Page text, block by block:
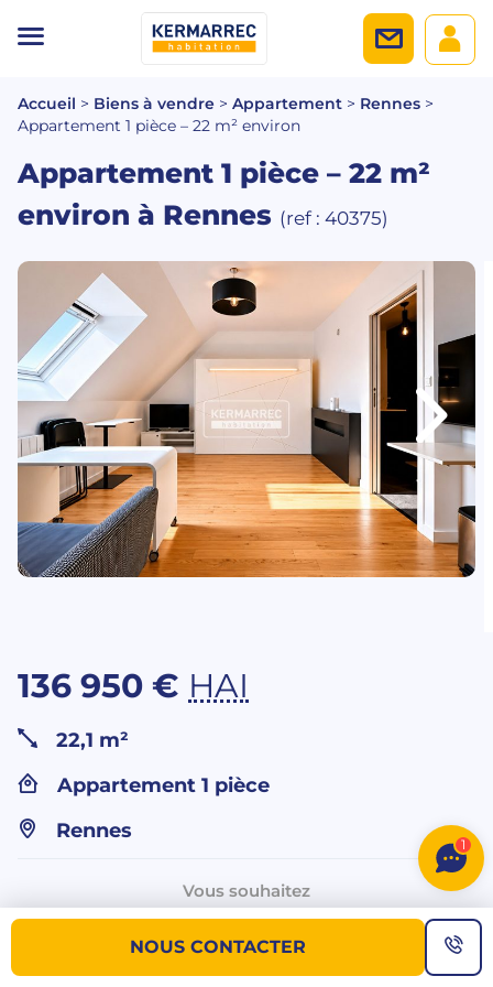
Accueil > Biens à vendre > Appartement > Rennes >
Appartement 1 pièce – 22 m² environ
Appartement 1 pièce – 22 m²
environ à Rennes (ref : 40375)
136 950 € HAI
22,1 m²
Appartement 1 pièce
Rennes
Vous souhaitez
plus d’informations sur ce bien ?
NOUS CONTACTER
NOUS CONTACTER
1